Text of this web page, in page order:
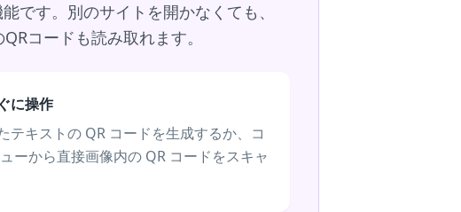
です。別のサイトを開かなくても、
コードも読み取れます。
に操作
テキストの QR コードを生成するか、コ
ーから直接画像内の QR コードをスキャ